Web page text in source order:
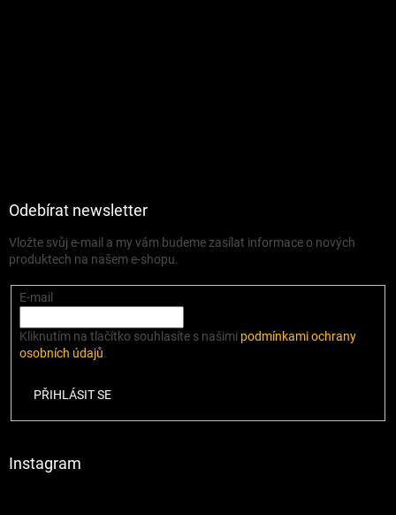
Odebírat newsletter
Vložte svůj e-mail a my vám budeme zasílat informace o nových
produktech na našem e-shopu.
E-mail
Kliknutím na tlačítko souhlasíte s našimi podmínkami ochrany
osobních údajů.
PŘIHLÁSIT SE
Instagram